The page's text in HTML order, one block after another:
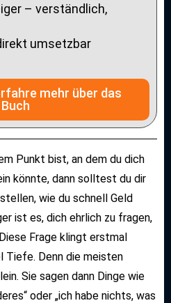
– verständlich,
umsetzbar
mehr über das
Buch
Punkt bist, an dem du dich
könnte, dann solltest du dir
wie du schnell Geld
ist es, dich ehrlich zu fragen,
Frage klingt erstmal
Tiefe. Denn die meisten
Sie sagen dann Dinge wie
oder „ich habe nichts, was